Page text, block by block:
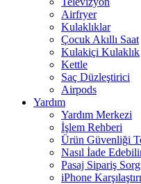
Airfryer
Kulaklıklar
Çocuk Akıllı Saat
Kulakiçi Kulaklık
Kettle
Saç Düzleştirici
Airpods
Yardım
Yardım Merkezi
İşlem Rehberi
Ürün Güvenliği
Nasıl İade
Pasaj Sipariş
iPhone